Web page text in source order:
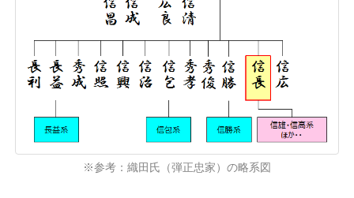
※参考：織田氏（弾正忠家）の略系図